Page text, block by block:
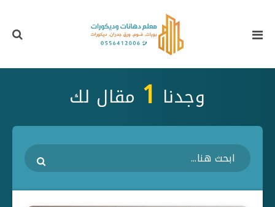
وجدنا 1 مقال لك